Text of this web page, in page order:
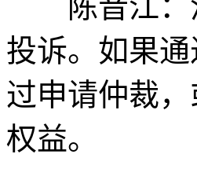
陈音江：消
投诉。如果
过申请仲裁
权益。